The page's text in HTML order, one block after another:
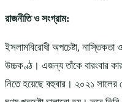
রাজনীতি ও সংগ্রাম:
ইসলামবিরোধী অপচেষ্টা,
উচ্চকণ্ঠ। এজন্য তাঁকে বারংবার
নিতে হয়েছে বহুবার। ২০২১ সালের